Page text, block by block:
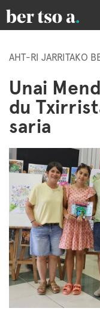
AHT-RI JARRITAKO
Unai
du
saria